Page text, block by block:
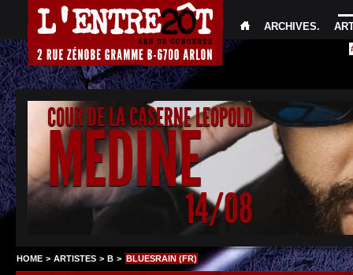
ARCHIVES.
COUR DE LA CASERNE LEOPOLD
MEDINE
14/08
HOME > ARTISTES > B > BLUESRAIN (FR)